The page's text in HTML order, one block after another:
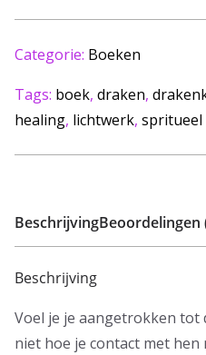
Categorie: Boeken
Tags: boek, draken,
healing, lichtwerk, spritueel
BeschrijvingBeoordelingen
Beschrijving
Voel je je aangetrokken tot
niet hoe je contact met hen